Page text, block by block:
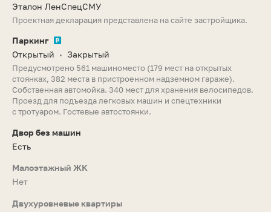
Эталон ЛенСпецСМУ
Проектная декларация представлена на сайте застройщика.
Паркинг
Открытый
• Закрытый
Предусмотрено 561 машиноместо (179 мест на открытых
стоянках, 382 места в пристроенном надземном гараже).
Собственная автомойка. 340 мест для хранения велосипедов.
Проезд для подъезда легковых машин и спецтехники
с тротуаром. Гостевые автостоянки.
Двор без машин
Есть
Малоэтажный ЖК
Нет
Двухуровневые квартиры